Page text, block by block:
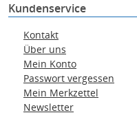
Kundenservice
Kontakt
Über uns
Mein Konto
Passwort vergessen
Mein Merkzettel
Newsletter